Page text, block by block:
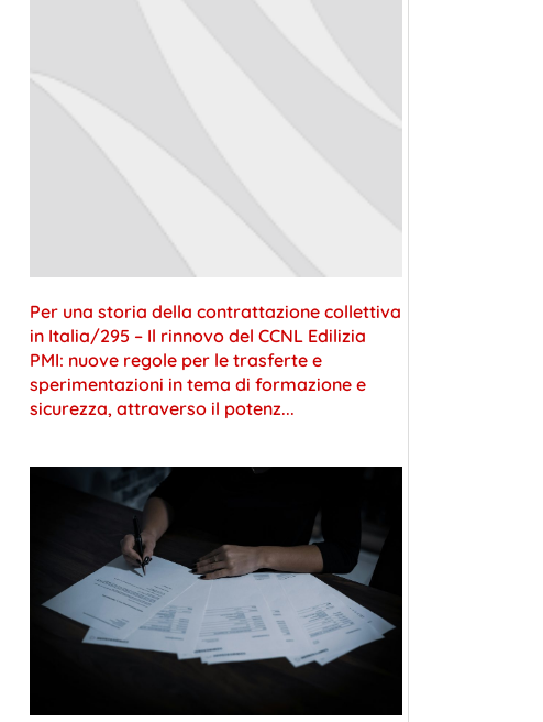
Per una storia della contrattazione collettiva
in Italia/295 – Il rinnovo del CCNL Edilizia
PMI: nuove regole per le trasferte e
sperimentazioni in tema di formazione e
sicurezza, attraverso il potenz...